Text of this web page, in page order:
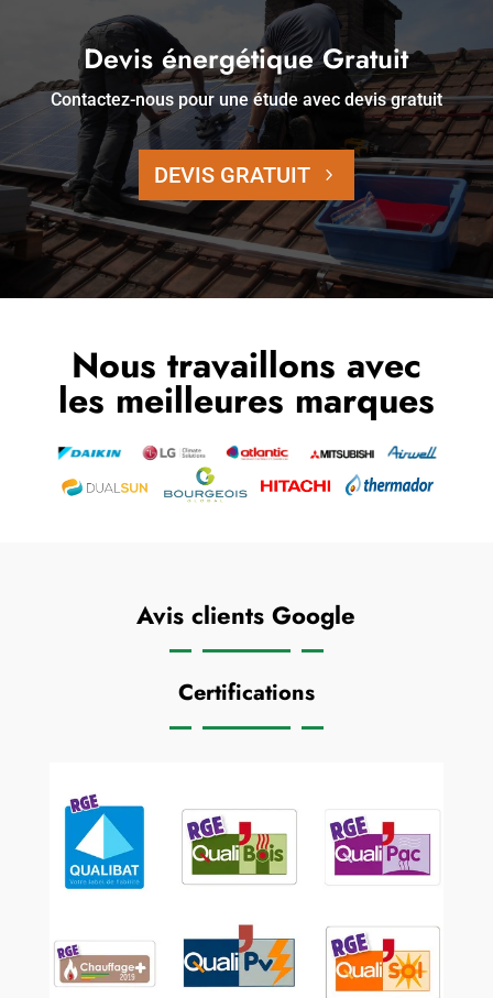
Devis énergétique Gratuit
Contactez-nous pour une étude avec devis gratuit
DEVIS GRATUIT
Nous travaillons avec
les meilleures marques
Avis clients Google
Certifications